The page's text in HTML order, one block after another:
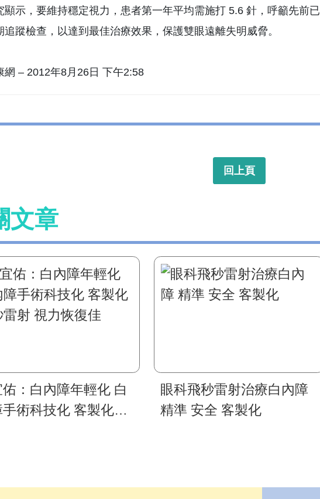
顯示，要維持穩定視力，患者第一年平均需施打 5.6 針，呼籲先前
追蹤檢查，以達到最佳治療效果，保護雙眼遠離失明威脅。
網 – 2012年8月26日 下午2:58
回上頁
文章
：白內障年輕化 白
術科技化 客製化飛
眼科飛秒雷射治療白內障
精準 安全 客製化